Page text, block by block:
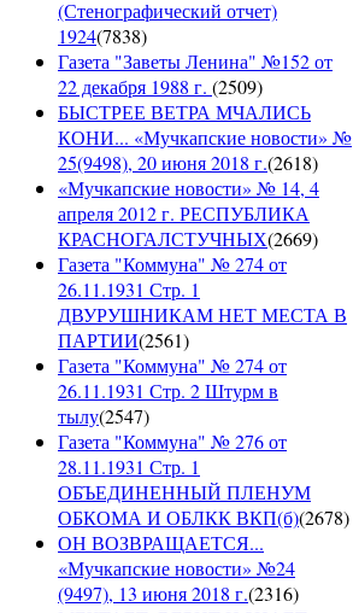
(Стенографический отчет)
1924(7838)
Газета "Заветы Ленина" №152 от
22 декабря 1988 г. (2509)
БЫСТРЕЕ ВЕТРА МЧАЛИСЬ
КОНИ... «Мучкапские новости» №
25(9498), 20 июня 2018 г.(2618)
«Мучкапские новости» № 14, 4
апреля 2012 г. РЕСПУБЛИКА
КРАСНОГАЛСТУЧНЫХ(2669)
Газета "Коммуна" № 274 от
26.11.1931 Стр. 1
ДВУРУШНИКАМ НЕТ МЕСТА В
ПАРТИИ(2561)
Газета "Коммуна" № 274 от
26.11.1931 Стр. 2 Штурм в
тылу(2547)
Газета "Коммуна" № 276 от
28.11.1931 Стр. 1
ОБЪЕДИНЕННЫЙ ПЛЕНУМ
ОБКОМА И ОБЛКК ВКП(б)(2678)
ОН ВОЗВРАЩАЕТСЯ...
«Мучкапские новости» №24
(9497), 13 июня 2018 г.(2316)